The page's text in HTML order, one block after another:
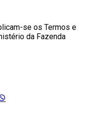
se os Termos e
da Fazenda